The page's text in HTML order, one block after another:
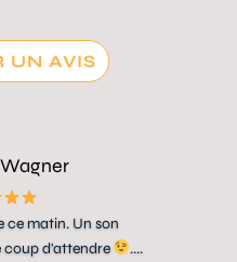
UN AVIS
ce matin. Un son
coup d'attendre
....